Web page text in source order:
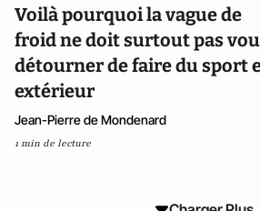
Voilà pourquoi la vague de
froid ne doit surtout pas
détourner de faire du sport
extérieur
Jean-Pierre de Mondenard
1 min de lecture